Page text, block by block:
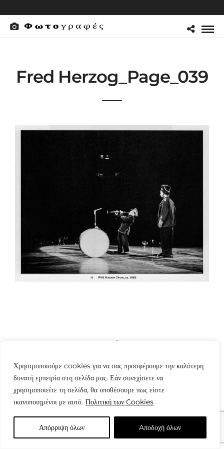
Χρησιμοποιούμε cookies για να σας προσφέρουμε την καλύτερη
δυνατή εμπειρία στη σελίδα μας. Εάν συνεχίσετε να
χρησιμοποιείτε τη σελίδα, θα υποθέσουμε πως είστε
ικανοποιημένοι με αυτό. Πολιτική των Cookies
Απόρριψη όλων Aποδοχή όλων
Fred Herzog_Page_039
© Copyright: www.fotografes.gr - Δαμιανός Μωραΐτης